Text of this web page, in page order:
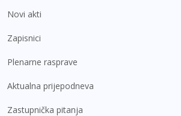
Novi akti
Zapisnici
Plenarne rasprave
Aktualna prijepodneva
Zastupnička pitanja